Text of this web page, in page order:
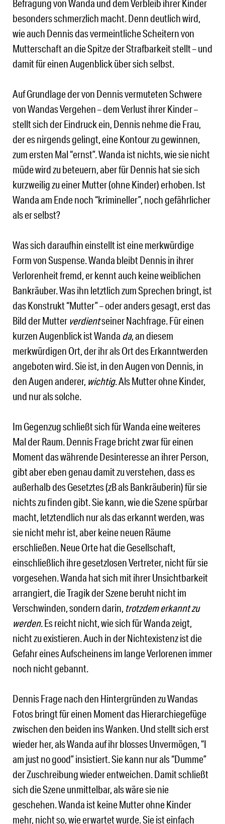
Befragung von Wanda und dem Verbleib ihrer Kinder
besonders schmerzlich macht. Denn deutlich wird,
wie auch Dennis das vermeintliche Scheitern von
Mutterschaft an die Spitze der Strafbarkeit stellt – und
damit für einen Augenblick über sich selbst.
Auf Grundlage der von Dennis vermuteten Schwere
von Wandas Vergehen – dem Verlust ihrer Kinder –
stellt sich der Eindruck ein, Dennis nehme die Frau,
der es nirgends gelingt, eine Kontour zu gewinnen,
zum ersten Mal “ernst”. Wanda ist nichts, wie sie nicht
müde wird zu beteuern, aber für Dennis hat sie sich
kurzweilig zu einer Mutter (ohne Kinder) erhoben. Ist
Wanda am Ende noch “krimineller”, noch gefährlicher
als er selbst?
Was sich daraufhin einstellt ist eine merkwürdige
Form von Suspense. Wanda bleibt Dennis in ihrer
Verlorenheit fremd, er kennt auch keine weiblichen
Bankräuber. Was ihn letztlich zum Sprechen bringt, ist
das Konstrukt “Mutter” – oder anders gesagt, erst das
Bild der Mutter verdientseiner Nachfrage. Für einen
kurzen Augenblick ist Wanda da, an diesem
merkwürdigen Ort, der ihr als Ort des Erkanntwerden
angeboten wird. Sie ist, in den Augen von Dennis, in
den Augen anderer, wichtig. Als Mutter ohne Kinder,
und nur als solche.
Im Gegenzug schließt sich für Wanda eine weiteres
Mal der Raum. Dennis Frage bricht zwar für einen
Moment das währende Desinteresse an ihrer Person,
gibt aber eben genau damit zu verstehen, dass es
außerhalb des Gesetztes (zB als Bankräuberin) für sie
nichts zu finden gibt. Sie kann, wie die Szene spürbar
macht, letztendlich nur als das erkannt werden, was
sie nicht mehr ist, aber keine neuen Räume
erschließen. Neue Orte hat die Gesellschaft,
einschließlich ihre gesetzlosen Vertreter, nicht für sie
vorgesehen. Wanda hat sich mit ihrer Unsichtbarkeit
arrangiert, die Tragik der Szene beruht nicht im
Verschwinden, sondern darin, trotzdem erkannt zu
werden. Es reicht nicht, wie sich für Wanda zeigt,
nicht zu existieren. Auch in der Nichtexistenz ist die
Gefahr eines Aufscheinens im lange Verlorenen immer
noch nicht gebannt.
Dennis Frage nach den Hintergründen zu Wandas
Fotos bringt für einen Moment das Hierarchiegefüge
zwischen den beiden ins Wanken. Und stellt sich erst
wieder her, als Wanda auf ihr blosses Unvermögen, “I
am just no good” insistiert. Sie kann nur als “Dumme”
der Zuschreibung wieder entweichen. Damit schließt
sich die Szene unmittelbar, als wäre sie nie
geschehen. Wanda ist keine Mutter ohne Kinder
mehr, nicht so, wie erwartet wurde. Sie ist einfach